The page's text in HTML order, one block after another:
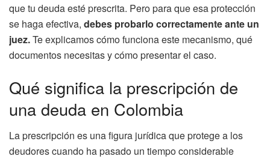
que tu deuda esté prescrita. Pero para que esa protección
se haga efectiva, debes probarlo correctamente ante un
juez.Te explicamos cómo funciona este mecanismo, qué
documentos necesitas y cómo presentar el caso.
Qué significa la prescripción de
una deuda en Colombia
La prescripción es una figura jurídica que protege a los
deudores cuando ha pasado un tiempo considerable